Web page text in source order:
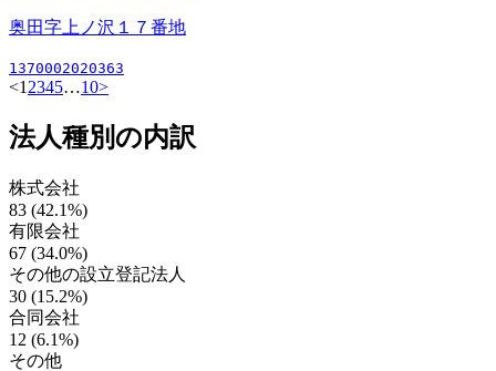
奥田字上ノ沢１７番地
1370002020363
<1 2345…10>
法人種別の内訳
株式会社
83 (42.1%)
有限会社
67 (34.0%)
その他の設立登記法人
30 (15.2%)
合同会社
12 (6.1%)
その他